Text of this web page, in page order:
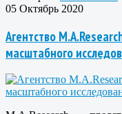
05 Октябрь 2020
Агентство
масштабного